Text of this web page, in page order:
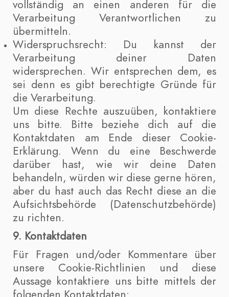
vollständig an einen anderen für die
Verarbeitung Verantwortlichen zu
übermitteln.
Widerspruchsrecht: Du kannst der
Verarbeitung deiner Daten
widersprechen. Wir entsprechen dem, es
sei denn es gibt berechtigte Gründe für
die Verarbeitung.
Um diese Rechte auszuüben, kontaktiere
uns bitte. Bitte beziehe dich auf die
Kontaktdaten am Ende dieser Cookie-
Erklärung. Wenn du eine Beschwerde
darüber hast, wie wir deine Daten
behandeln, würden wir diese gerne hören,
aber du hast auch das Recht diese an die
Aufsichtsbehörde (Datenschutzbehörde)
zu richten.
9. Kontaktdaten
Für Fragen und/oder Kommentare über
unsere Cookie-Richtlinien und diese
Aussage kontaktiere uns bitte mittels der